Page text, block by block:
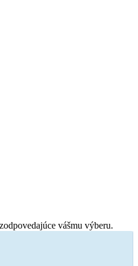
vášmu výberu.